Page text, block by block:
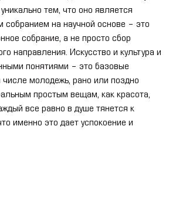
тем, что оно является
собранием на научной основе – это
собрание, а не просто сбор
направления. Искусство и культура и
понятиями – это базовые
молодежь, рано или поздно
простым вещам, как красота,
все равно в душе тянется к
именно это дает успокоение и